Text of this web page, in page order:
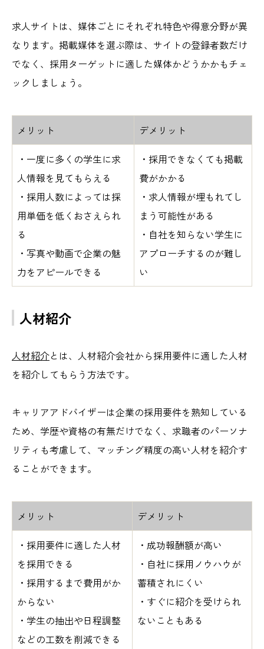
求人サイトは、媒体ごとにそれぞれ特色や得意分野が異
なります。掲載媒体を選ぶ際は、サイトの登録者数だけ
でなく、採用ターゲットに適した媒体かどうかかもチェ
ックしましょう。
メリット デメリット
・一度に多くの学生に求
人情報を見てもらえる
・採用人数によっては採
用単価を低くおさえられ
る
・写真や動画で企業の魅
力をアピールできる
・採用できなくても掲載
費がかかる
・求人情報が埋もれてし
まう可能性がある
・自社を知らない学生に
アプローチするのが難し
い
人材紹介
人材紹介とは、人材紹介会社から採用要件に適した人材
を紹介してもらう方法です。
キャリアアドバイザーは企業の採用要件を熟知している
ため、学歴や資格の有無だけでなく、求職者のパーソナ
リティも考慮して、マッチング精度の高い人材を紹介す
ることができます。
メリット デメリット
・採用要件に適した人材
を採用できる
・採用するまで費用がか
からない
・学生の抽出や日程調整
などの工数を削減できる
・成功報酬額が高い
・自社に採用ノウハウが
蓄積されにくい
・すぐに紹介を受けられ
ないこともある